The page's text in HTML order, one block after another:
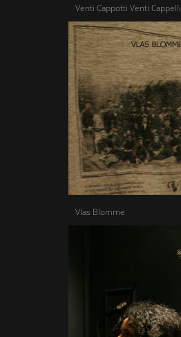
Venti Cappotti Venti Cappelli
Vlas Blomme